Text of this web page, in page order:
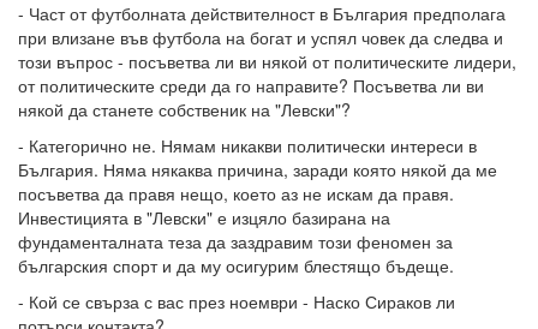
- Част от футболната действителност в България предполага
при влизане във футбола на богат и успял човек да следва и
този въпрос - посъветва ли ви някой от политическите лидери,
от политическите среди да го направите? Посъветва ли ви
някой да станете собственик на "Левски"?
- Категорично не. Нямам никакви политически интереси в
България. Няма някаква причина, заради която някой да ме
посъветва да правя нещо, което аз не искам да правя.
Инвестицията в "Левски" е изцяло базирана на
фундаменталната теза да заздравим този феномен за
българския спорт и да му осигурим блестящо бъдеще.
- Кой се свърза с вас през ноември - Наско Сираков ли